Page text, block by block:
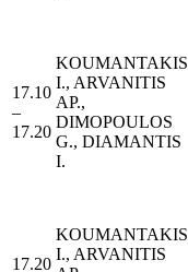
17.10
–
17.20
KOUMANTAKIS
I., ARVANITIS
AP.,
DIMOPOULOS
G., DIAMANTIS
I.
17.20
KOUMANTAKIS
I., ARVANITIS